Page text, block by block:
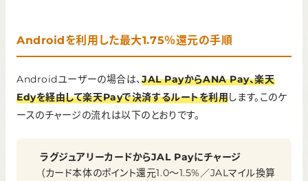
Androidを利用した最大1.75％還元の手順
Androidユーザーの場合は、JAL PayからANA Pay、楽天
Edyを経由して楽天Payで決済するルートを利用します。このケ
ースのチャージの流れは以下のとおりです。
ラグジュアリーカードからJAL Payにチャージ
（カード本体のポイント還元1.0〜1.5%／JALマイル換算